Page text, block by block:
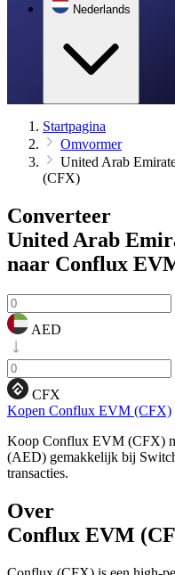
Nederlands
Startpagina
Omvormer
United Arab
(CFX)
Converteer
United Arab
naar Conflux
AED
CFX
Kopen Conflux EVM (CFX)
Koop Conflux EVM (CFX)
(AED) gemakkelijk bij
transacties.
Over
Conflux EVM